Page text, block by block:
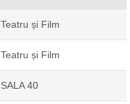
Teatru și Film
Teatru și Film
SALA 40